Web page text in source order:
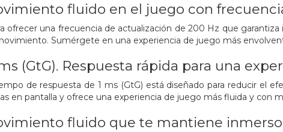
fluido en el juego con
ofrecer una frecuencia de actualización de 200 Hz que
Sumérgete en una experiencia de juego más
(GtG). Respuesta rápida para una
de respuesta de 1 ms (GtG) está diseñado para reducir el
en pantalla y ofrece una experiencia de juego más fluida y con
fluido que te mantiene inmerso